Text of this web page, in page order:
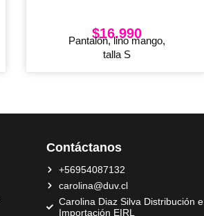
$16.990
Pantalón, lino mango,
talla S
Contáctanos
+56954087132
carolina@duv.cl
Carolina Diaz Silva Distribución e
Importación EIRL